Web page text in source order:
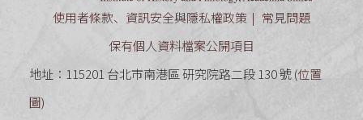
使用者條款、資訊安全與隱私權政策
常見問題
保有個人資料檔案公開項目
地址：115201 台北市南港區 研究院路二段 130 號 (位置
圖)